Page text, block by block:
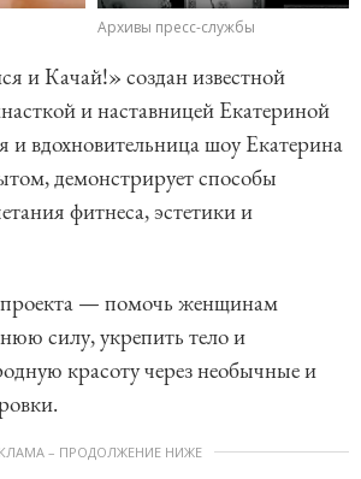
Архивы пресс-службы
и Качай!» создан известной
и наставницей Екатериной
и вдохновительница шоу Екатерина
демонстрирует способы
фитнеса, эстетики и
— помочь женщинам
силу, укрепить тело и
красоту через необычные и
– ПРОДОЛЖЕНИЕ НИЖЕ